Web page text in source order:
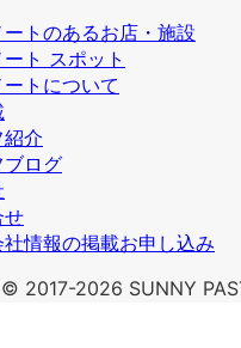
トのあるお店・施設
ト スポット
トについて
紹介
ブログ
せ
情報の掲載お申し込み
2017-2026 SUNNY